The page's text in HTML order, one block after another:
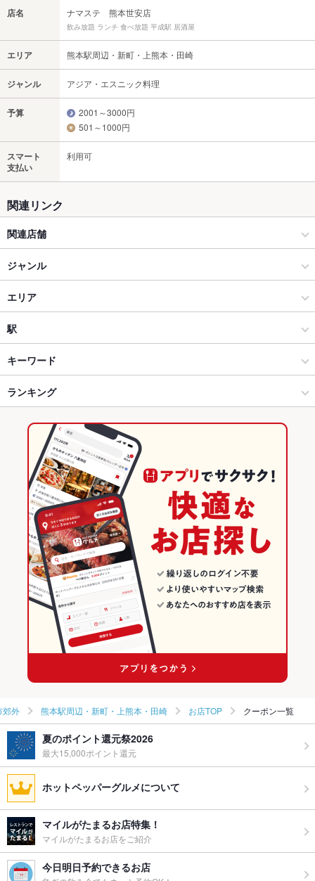
店名 ナマステ 熊本世安店
飲み放題 ランチ 食べ放題 平成駅 居酒屋
エリア 熊本駅周辺・新町・上熊本・田崎
ジャンル アジア・エスニック料理
予算
2001～3000円
501～1000円
スマート
支払い
利用可
関連リンク
関連店舗
Namaste ナマステ
ジャンル
アジア・エスニック料理
アジア・エスニック料理全般
熊本市郊外 × アジア・エスニック料理
熊本市郊外 × アジア・エスニック料理全般
平成駅 × アジア・エスニック料理
平成駅 × アジア・エスニック料理全般
エリア
熊本駅周辺・新町・上熊本・田崎
熊本駅周辺・新町・上熊本・田崎 × アジア・エスニック料理
熊本駅周辺・新町・上熊本・田崎 × アジア・エスニック料理全般
熊本 × アジア・エスニック料理
熊本 × アジア・エスニック料理全般
駅
田崎橋駅
二本木口駅
平成駅
キーワード
肉じゃが
ランキング
熊本のグルメランキング
熊本のアジア・エスニック料理ランキング
熊本市郊外のグルメランキング
熊本駅周辺・新町・上熊本・田崎のグルメランキング
郊外 熊本駅周辺・新町・上熊本・田崎 お店TOP クーポン一覧
夏のポイント還元祭2026
最大15,000ポイント還元
ホットペッパーグルメについて
マイルがたまるお店特集！
マイルがたまるお店をご紹介
今日明日予約できるお店